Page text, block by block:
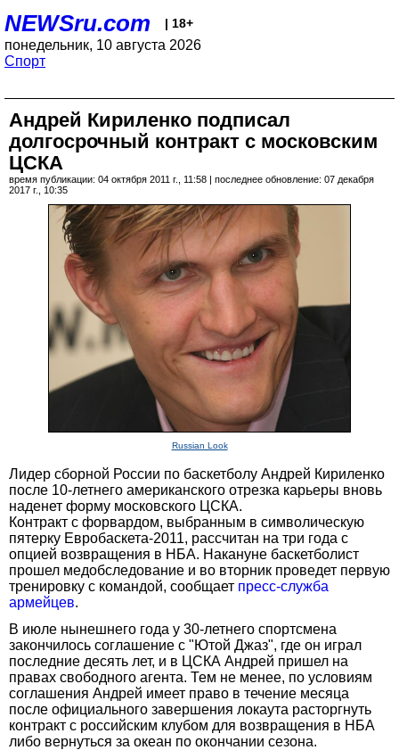
NEWSru.com | 18+
понедельник, 10 августа 2026
Спорт
Андрей Кириленко подписал
долгосрочный контракт с московским
ЦСКА
время публикации: 04 октября 2011 г., 11:58 | последнее обновление: 07 декабря
2017 г., 10:35
Russian Look
Лидер сборной России по баскетболу Андрей Кириленко
после 10-летнего американского отрезка карьеры вновь
наденет форму московского ЦСКА.
Контракт с форвардом, выбранным в символическую
пятерку Евробаскета-2011, рассчитан на три года с
опцией возвращения в НБА. Накануне баскетболист
прошел медобследование и во вторник проведет первую
тренировку с командой, сообщает пресс-служба
армейцев.
В июле нынешнего года у 30-летнего спортсмена
закончилось соглашение с "Ютой Джаз", где он играл
последние десять лет, и в ЦСКА Андрей пришел на
правах свободного агента. Тем не менее, по условиям
соглашения Андрей имеет право в течение месяца
после официального завершения локаута расторгнуть
контракт с российским клубом для возвращения в НБА
либо вернуться за океан по окончании сезона.